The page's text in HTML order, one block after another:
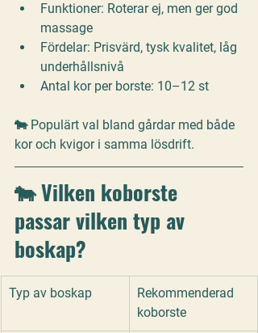
Funktioner: Roterar ej, men ger god
massage
Fördelar: Prisvärd, tysk kvalitet, låg
underhållsnivå
Antal kor per borste: 10–12 st
🐄 Populärt val bland gårdar med både
kor och kvigor i samma lösdrift.
🐄 Vilken koborste
passar vilken typ av
boskap?
Typ av boskap
Rekommenderad
koborste